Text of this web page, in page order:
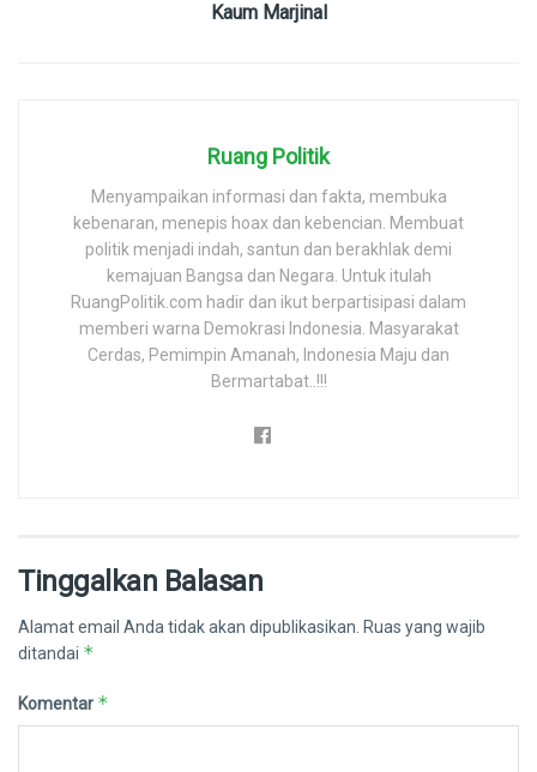
Kaum Marjinal
Ruang Politik
Menyampaikan informasi dan fakta, membuka
kebenaran, menepis hoax dan kebencian. Membuat
politik menjadi indah, santun dan berakhlak demi
kemajuan Bangsa dan Negara. Untuk itulah
RuangPolitik.com hadir dan ikut berpartisipasi dalam
memberi warna Demokrasi Indonesia. Masyarakat
Cerdas, Pemimpin Amanah, Indonesia Maju dan
Bermartabat..!!!
Tinggalkan Balasan
Alamat email Anda tidak akan dipublikasikan. Ruas yang wajib
ditandai *
Komentar *